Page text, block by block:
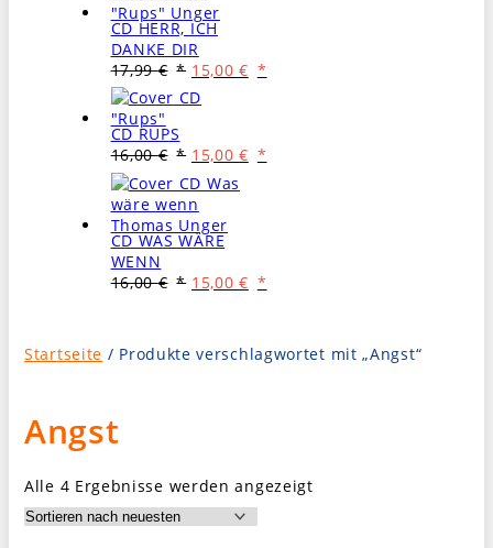
CD HERR, ICH
DANKE DIR
17,99€
Ursprünglicher
Preis
war:
15,00€
CD RUPS
16,00€
Ursprünglicher
Preis
war:
16,00 €
15,00€
CD WAS WÄRE
WENN
16,00€
Ursprünglicher
16,00 €
15,00€
Startseite / Produkte verschlagwortet mit „Angst“
Angst
Alle 4 Ergebnisse werden angezeigtNach